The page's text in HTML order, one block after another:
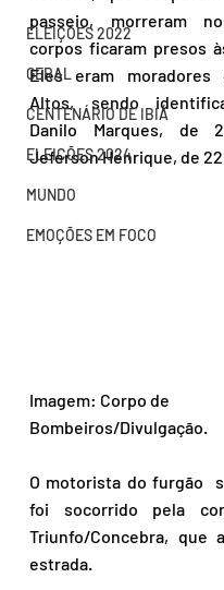
ELEIÇÕES 2022
GERAL
CENTENÁRIO DE IBIÁ
ELEIÇÕES 2024
MUNDO
EMOÇÕES EM FOCO
passeio, morreram
corpos ficaram presos
Eles eram moradores
Altos, sendo
Danilo Marques, de
Jeferson Henrique, de
Imagem: Corpo de
Bombeiros/Divulgação.
O motorista do furgão
foi socorrido pela
Triunfo/Concebra, que
estrada.